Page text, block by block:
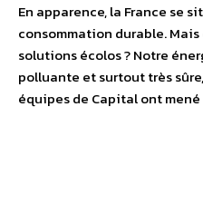
En apparence, la France se
consommation durable.
solutions écolos ? Notre
polluante et surtout très
équipes de Capital ont mené